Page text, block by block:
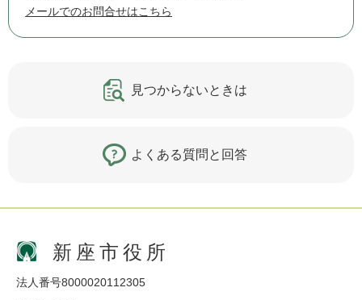
メールでのお問合せはこちら
見つからないときは
よくある質問と回答
新座市役所
法人番号8000020112305